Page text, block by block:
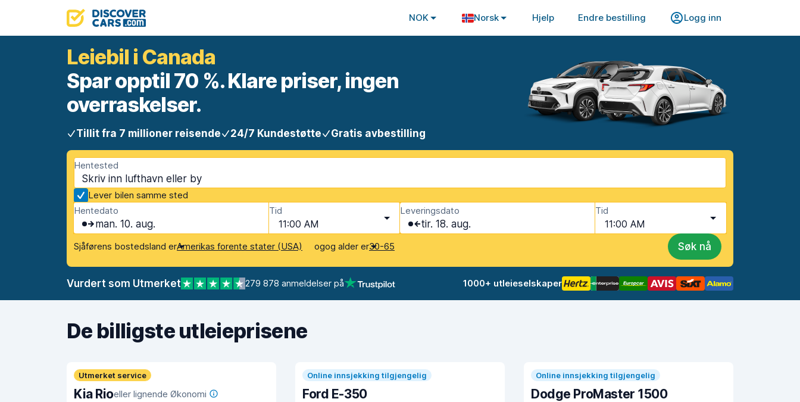
NOK Norsk Hjelp Endre bestilling Logg inn
Leiebil i Canada
Spar opptil 70 %. Klare priser, ingen
overraskelser.
Tillit fra 7 millioner reisende 24/7 Kundestøtte Gratis avbestilling
Hentested
Lever bilen samme sted
Hentedato
man. 10. aug.
Tid
11:00 AM
Leveringsdato
tir. 18. aug.
Tid
11:00 AM
Sjåførens bostedsland erAmerikas forente stater (USA) ogog alder er30-65 Søk nå
Vurdert som Utmerket 279 878 anmeldelser på 1000+ utleieselskaper
De billigste utleieprisene
Utmerket service
Kia Rioeller lignende Økonomi
Online innsjekking tilgjengelig
Ford E-350
Online innsjekking tilgjengelig
Dodge ProMaster 1500